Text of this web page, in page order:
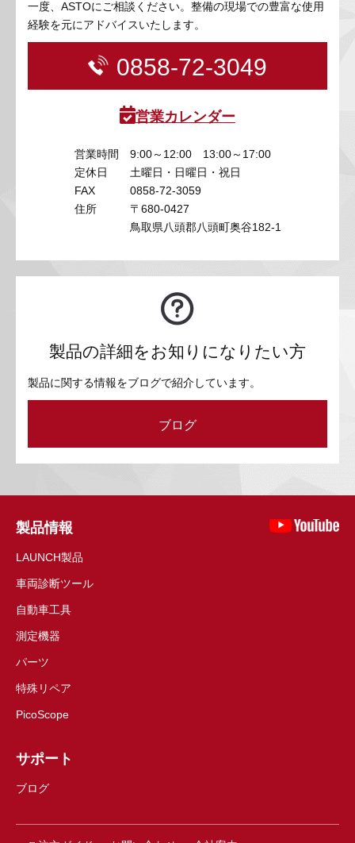
一度、ASTOにご相談ください。整備の現場での豊富な使用
経験を元にアドバイスいたします。
0858-72-3049
営業カレンダー
営業時間
9:00～12:00 13:00～17:00
定休日
土曜日・日曜日・祝日
FAX
0858-72-3059
住所
〒680-0427
鳥取県八頭郡八頭町奥谷182-1
製品の詳細をお知りになりたい方
製品に関する情報をブログで紹介しています。
ブログ
製品情報
LAUNCH製品
車両診断ツール
自動車工具
測定機器
パーツ
特殊リペア
PicoScope
サポート
ブログ